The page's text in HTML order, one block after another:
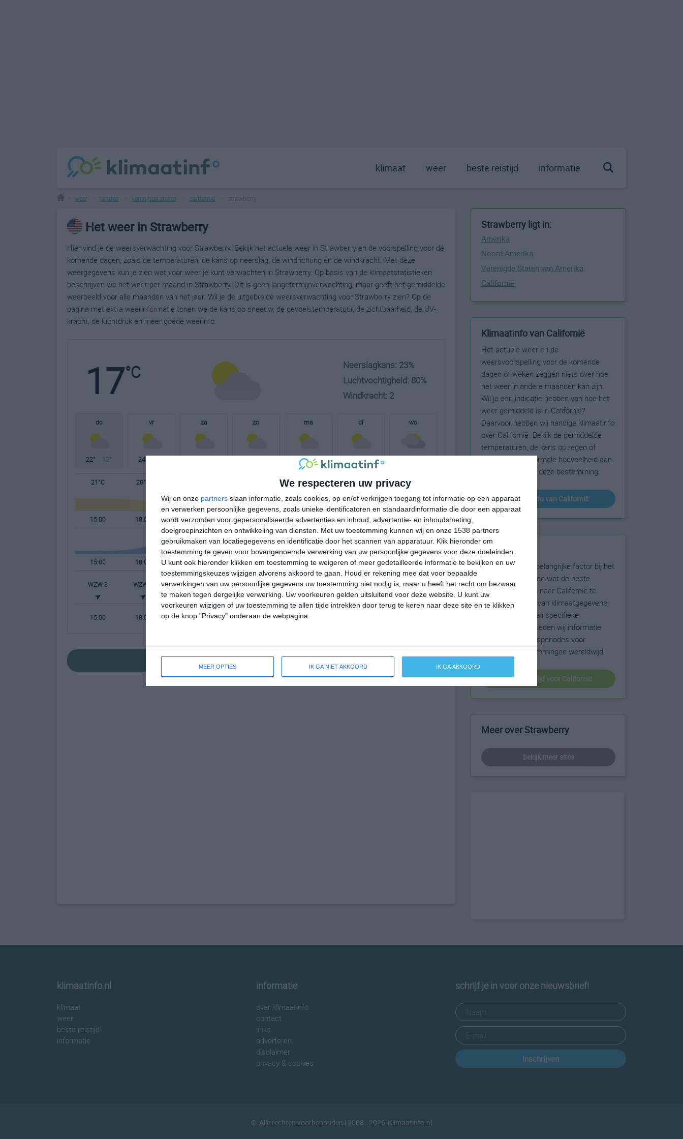
We respecteren uw privacy
Wij en onze partners slaan informatie, zoals cookies, op en/of verkrijgen toegang tot informatie op een apparaat
en verwerken persoonlijke gegevens, zoals unieke identificatoren en standaardinformatie die door een apparaat
wordt verzonden voor gepersonaliseerde advertenties en inhoud, advertentie- en inhoudsmeting,
doelgroepinzichten en ontwikkeling van diensten.
Met uw toestemming kunnen wij en onze 1538 partners
gebruikmaken van locatiegegevens en identificatie door het scannen van apparatuur. Klik hieronder om
toestemming te geven voor bovengenoemde verwerking van uw persoonlijke gegevens voor deze doeleinden.
U kunt ook hieronder klikken om toestemming te weigeren of meer gedetailleerde informatie te bekijken en uw
toestemmingskeuzes wijzigen alvorens akkoord te gaan.
Houd er rekening mee dat voor bepaalde
verwerkingen van uw persoonlijke gegevens uw toestemming niet nodig is, maar u heeft het recht om bezwaar
te maken tegen dergelijke verwerking. Uw voorkeuren gelden uitsluitend voor deze website. U kunt uw
voorkeuren wijzigen of uw toestemming te allen tijde intrekken door terug te keren naar deze site en te klikken
op de knop "Privacy" onderaan de webpagina.
MEER OPTIES IK GA NIET AKKOORD IK GA AKKOORD
klimaat weer beste reistijd informatie
weer landen verenigde staten californië
Het weer in Strawberry
Hier vind je de weersverwachting voor Strawberry. Bekijk het actuele weer in Strawberry en de voorspelling voor de
komende dagen, zoals de temperaturen, de kans op neerslag, de windrichting en de windkracht. Met deze
weergegevens kun je zien wat voor weer je kunt verwachten in Strawberry. Op basis van de klimaatstatistieken
beschrijven we het weer per maand in Strawberry. Dit is geen langetermijnverwachting, maar geeft het gemiddelde
weerbeeld voor alle maanden van het jaar. Wil je de uitgebreide weersverwachting voor Strawberry zien? Op de
pagina met extra weerinformatie tonen we de kans op sneeuw, de gevoelstemperatuur, de zichtbaarheid, de UV-
kracht, de luchtdruk en meer goede weerinfo.
17°C
Neerslagkans: 23%
Luchtvochtigheid: 80%
Windkracht: 2
do
22° 12°
vr
24°
za zo ma
23° 13°
di
13°
wo
21°C 20°C 13°C 12°C 15°C 19°C
15:00 18:00 21:00 00:00 03:00 06:00 09:00 12:00
15:00 18:00 21:00 00:00 03:00 06:00 09:00 12:00
WZW 3 WZW 2 WZW 2 WZW 1 WZW 2 WZW 2 ZW 2 ZW 3
15:00 18:00 21:00 00:00 03:00
bekijk de uitgebreide weersverwachting voor Strawberry
Strawberry ligt in:
Amerika
Noord-Amerika
Verenigde Staten van Amerika
Californië
Klimaatinfo van Californië
Het actuele weer en de
weersvoorspelling voor de komende
dagen of weken zeggen niets over hoe
het weer in andere maanden kan zijn.
Wil je een indicatie hebben van hoe het
weer gemiddeld is in Californië?
Daarvoor hebben wij handige klimaatinfo
over Californië. Bekijk de gemiddelde
temperaturen, de kans op regen of
sneeuw en de normale hoeveelheid aan
zonneschijn voor deze bestemming.
klimaatinfo van Californië
Beste reistijd
Het weer is een belangrijke factor bij het
reizen. Wil je weten wat de beste
maanden zijn om naar Californië te
reizen? Op basis van klimaatgegevens,
weersextremen en specifieke
weerinformatie bieden wij informatie
over de beste reisperiodes voor
duizenden bestemmingen wereldwijd.
beste reistijd voor Californië
Meer over Strawberry
bekijk meer sites
klimaatinfo.nl
klimaat
weer
beste reistijd
informatie
informatie
over klimaatinfo
contact
links
adverteren
disclaimer
privacy & cookies
schrijf je in voor onze nieuwsbrief!
Inschrijven
© Alle rechten voorbehouden | 2008 - 2026 Klimaatinfo.nl